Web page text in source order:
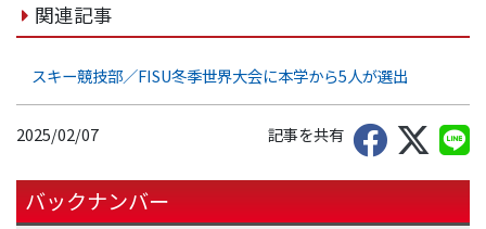
関連記事
スキー競技部／FISU冬季世界大会に本学から5人が選出
2025/02/07 記事を共有
バックナンバー